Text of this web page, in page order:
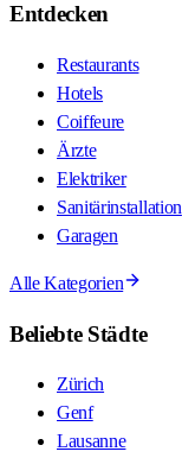
Entdecken
Restaurants
Hotels
Coiffeure
Ärzte
Elektriker
Sanitärinstallation
Garagen
Alle Kategorien
Beliebte Städte
Zürich
Genf
Lausanne